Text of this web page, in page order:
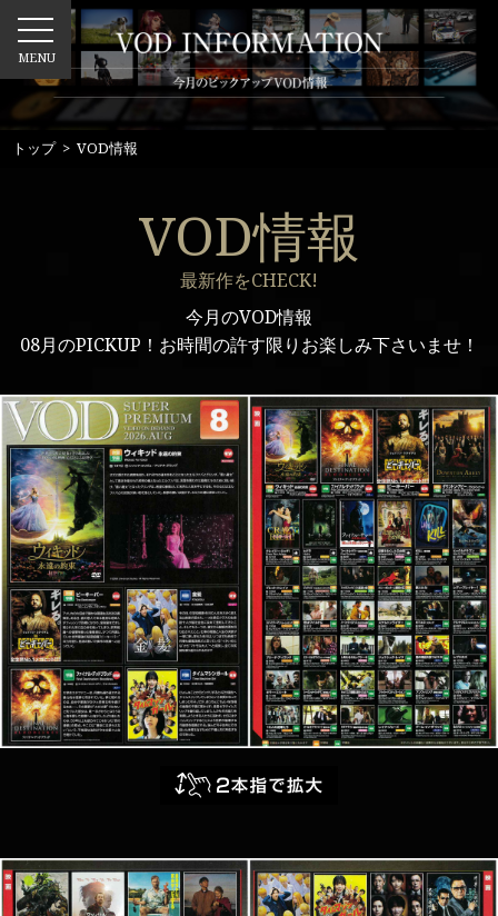
MENU
トップ> VOD情報
VOD情報
最新作をCHECK!
今月のVOD情報
08月のPICKUP！お時間の許す限りお楽しみ下さいませ！